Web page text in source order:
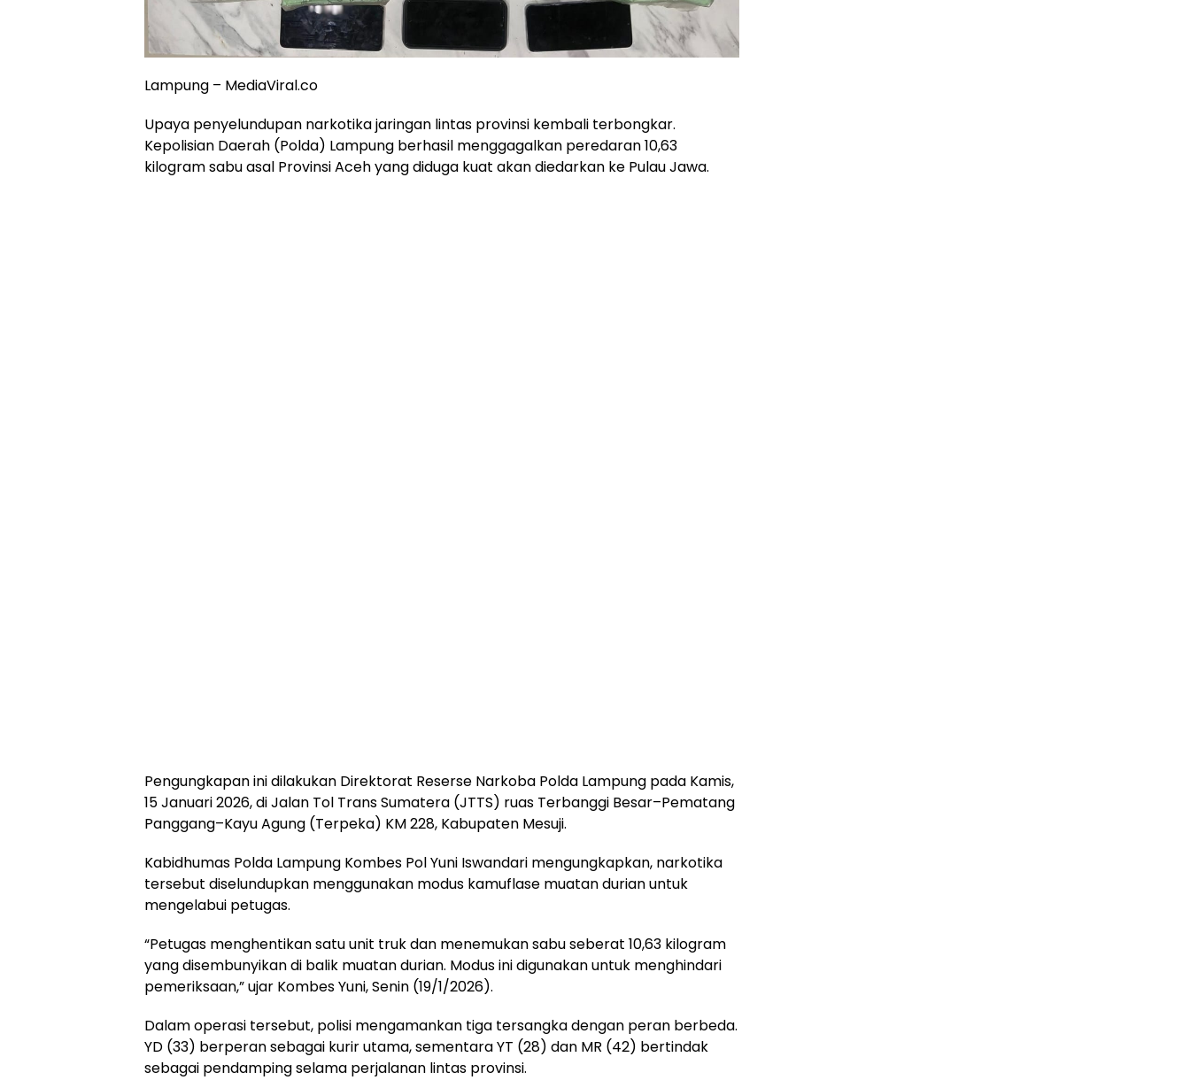
Lampung – MediaViral.co
Upaya penyelundupan narkotika jaringan lintas provinsi kembali terbongkar.
Kepolisian Daerah (Polda) Lampung berhasil menggagalkan peredaran 10,63
kilogram sabu asal Provinsi Aceh yang diduga kuat akan diedarkan ke Pulau Jawa.
Pengungkapan ini dilakukan Direktorat Reserse Narkoba Polda Lampung pada Kamis,
15 Januari 2026, di Jalan Tol Trans Sumatera (JTTS) ruas Terbanggi Besar–Pematang
Panggang–Kayu Agung (Terpeka) KM 228, Kabupaten Mesuji.
Kabidhumas Polda Lampung Kombes Pol Yuni Iswandari mengungkapkan, narkotika
tersebut diselundupkan menggunakan modus kamuflase muatan durian untuk
mengelabui petugas.
“Petugas menghentikan satu unit truk dan menemukan sabu seberat 10,63 kilogram
yang disembunyikan di balik muatan durian. Modus ini digunakan untuk menghindari
pemeriksaan,” ujar Kombes Yuni, Senin (19/1/2026).
Dalam operasi tersebut, polisi mengamankan tiga tersangka dengan peran berbeda.
YD (33) berperan sebagai kurir utama, sementara YT (28) dan MR (42) bertindak
sebagai pendamping selama perjalanan lintas provinsi.